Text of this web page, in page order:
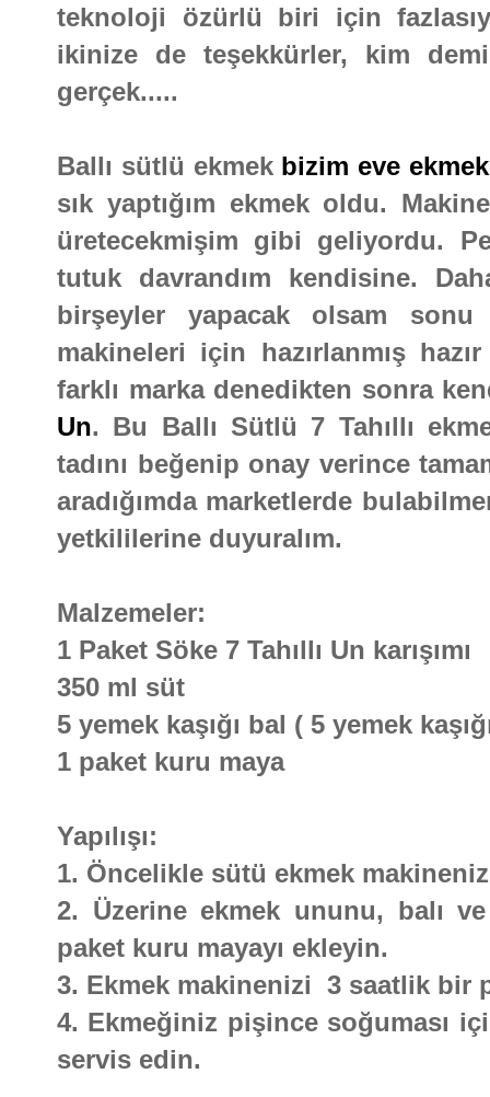
teknoloji özürlü biri için
ikinize de teşekkürler, kim
gerçek.....
Ballı sütlü ekmek bizim eve
sık yaptığım ekmek oldu.
üretecekmişim gibi geliyordu.
tutuk davrandım kendisine.
birşeyler yapacak olsam
makineleri için hazırlanmış
farklı marka denedikten sonra
Un. Bu Ballı Sütlü 7 Tahıllı
tadını beğenip onay verince
aradığımda marketlerde
yetkililerine duyuralım.
Malzemeler:
1 Paket Söke 7 Tahıllı Un karışımı
350 ml süt
5 yemek kaşığı bal ( 5 yemek
1 paket kuru maya
Yapılışı:
1. Öncelikle sütü ekmek
2. Üzerine ekmek ununu, balı
paket kuru mayayı ekleyin.
3. Ekmek makinenizi 3 saatlik bir
4. Ekmeğiniz pişince soğuması
servis edin.